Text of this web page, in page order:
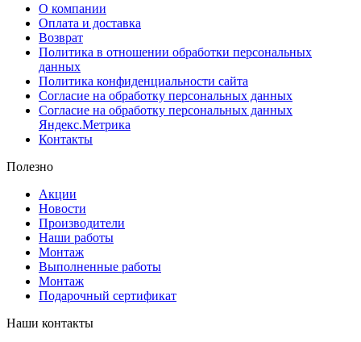
О компании
Оплата и доставка
Возврат
Политика в отношении обработки персональных
данных
Политика конфиденциальности сайта
Согласие на обработку персональных данных
Согласие на обработку персональных данных
Яндекс.Метрика
Контакты
Полезно
Акции
Новости
Производители
Наши работы
Монтаж
Выполненные работы
Монтаж
Подарочный сертификат
Наши контакты